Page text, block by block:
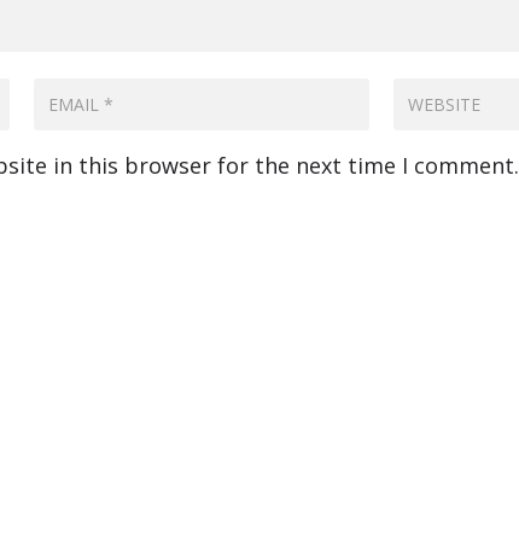
in this browser for the next time I comment.